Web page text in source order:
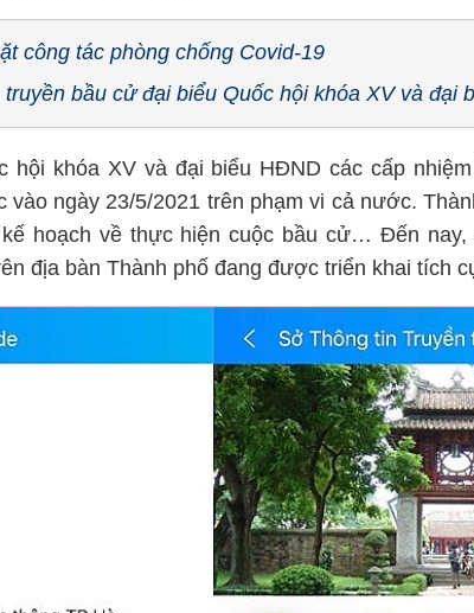
công tác phòng chống Covid-19
bầu cử đại biểu Quốc hội khóa XV và đại
hội khóa XV và đại biểu HĐND các cấp
vào ngày 23/5/2021 trên phạm vi cả nước.
hoạch về thực hiện cuộc bầu cử… Đến nay,
địa bàn Thành phố đang được triển khai tích